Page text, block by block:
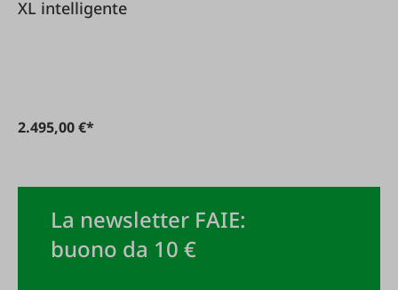
XL intelligente
2.495,00 €*
La newsletter FAIE:
buono da 10 €